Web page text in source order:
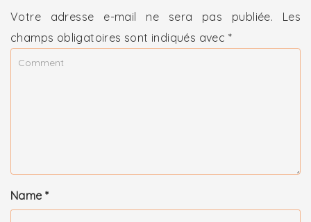
Votre adresse e-mail ne sera pas publiée.
Les
champs obligatoires sont indiqués avec *
Name *